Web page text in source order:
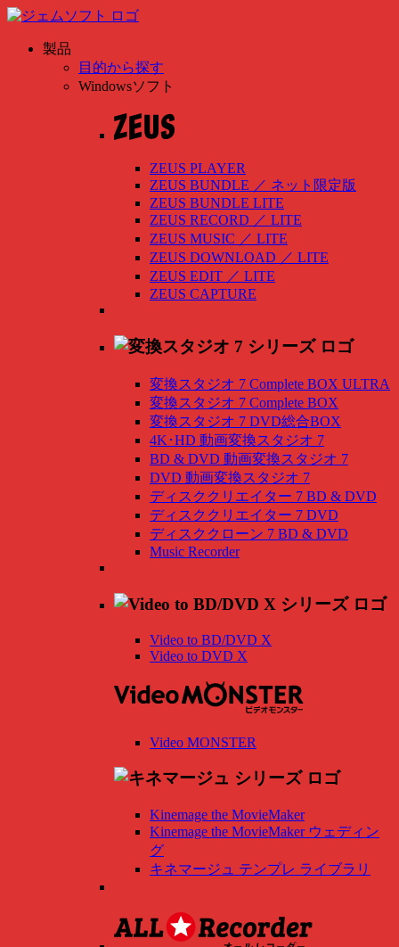
製品
目的から探す
Windowsソフト
ZEUS PLAYER
ZEUS BUNDLE ／ ネット限定版
ZEUS BUNDLE LITE
ZEUS RECORD ／ LITE
ZEUS MUSIC ／ LITE
ZEUS DOWNLOAD ／ LITE
ZEUS EDIT ／ LITE
ZEUS CAPTURE
変換スタジオ 7 Complete BOX ULTRA
変換スタジオ 7 Complete BOX
変換スタジオ 7 DVD総合BOX
4K･HD 動画変換スタジオ 7
BD & DVD 動画変換スタジオ 7
DVD 動画変換スタジオ 7
ディスククリエイター 7 BD & DVD
ディスククリエイター 7 DVD
ディスククローン 7 BD & DVD
Music Recorder
Video to BD/DVD X
Video to DVD X
Video MONSTER
Kinemage the MovieMaker
Kinemage the MovieMaker ウェディン
グ
キネマージュ テンプレ ライブラリ